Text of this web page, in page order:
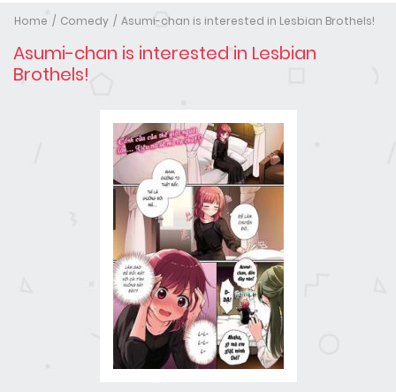
Home Comedy Asumi-chan is interested in Lesbian Brothels!
Asumi-chan is interested in Lesbian
Brothels!